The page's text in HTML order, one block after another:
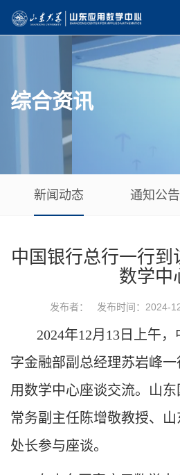
综合资讯
新闻动态 通知公告
中国银行总行一行到
数学中
发布者： 发布时间：2024-
2024年12月13日上午
字金融部副总经理苏岩峰
用数学中心座谈交流。山
常务副主任陈增敬教授、
处长参与座谈。